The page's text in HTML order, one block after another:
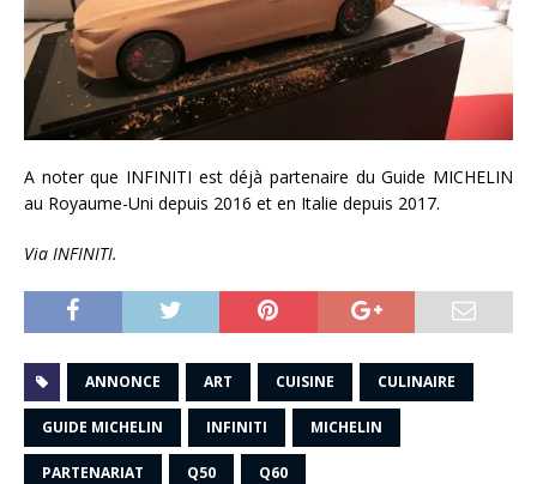
A noter que INFINITI est déjà partenaire du Guide MICHELIN
au Royaume-Uni depuis 2016 et en Italie depuis 2017.
Via INFINITI.
ANNONCE ART CUISINE CULINAIRE
GUIDE MICHELIN INFINITI MICHELIN
PARTENARIAT Q50 Q60